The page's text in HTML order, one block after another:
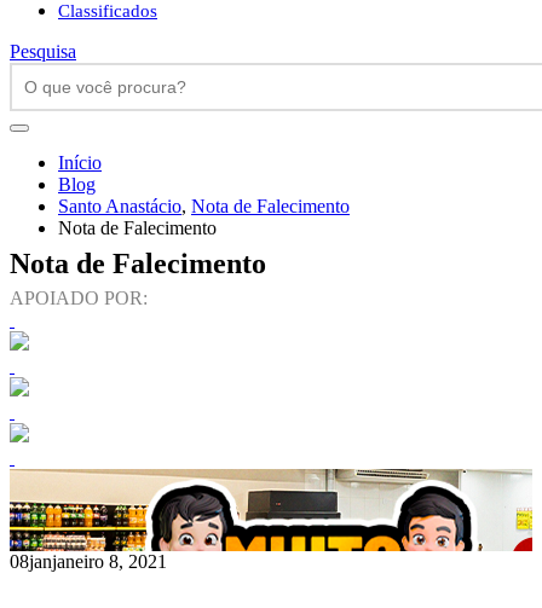
Classificados
Pesquisa
Início
Blog
Santo Anastácio, Nota de Falecimento
Nota de Falecimento
Nota de Falecimento
APOIADO POR:
08janjaneiro 8, 2021